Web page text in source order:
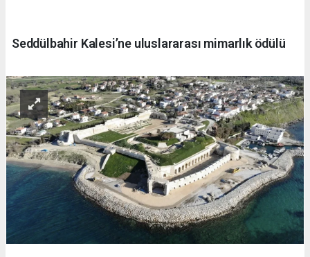
Seddülbahir Kalesi’ne uluslararası mimarlık ödülü